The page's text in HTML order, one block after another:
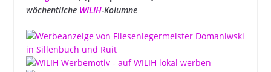
wöchentliche WILIH-Kolumne